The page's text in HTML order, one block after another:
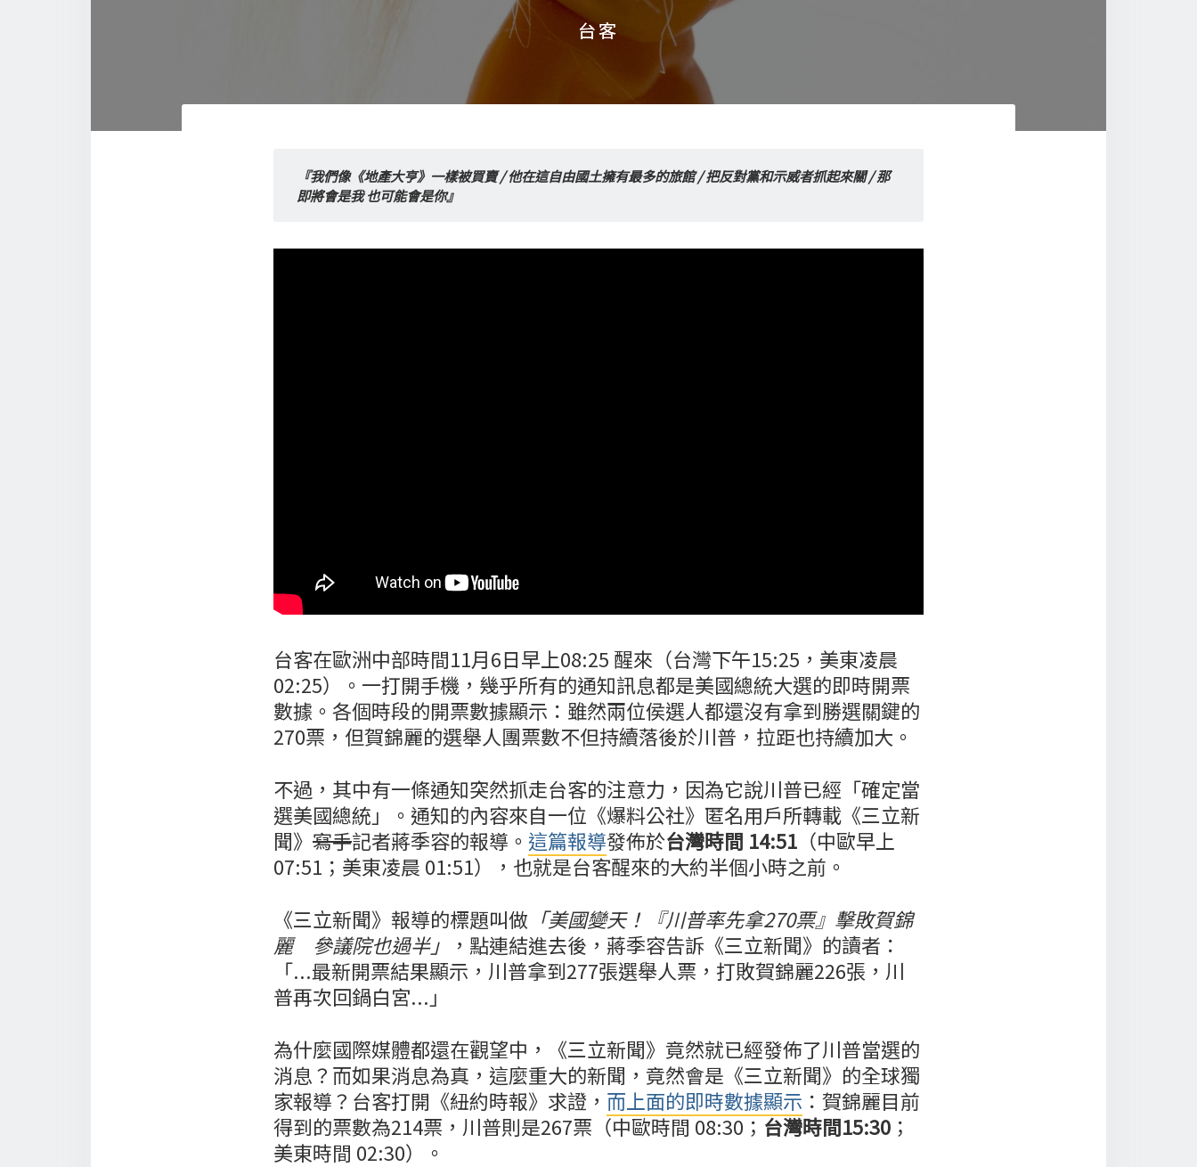
台客
台客
『我們像《地產大亨》一樣被買賣 / 他在這自由國土擁有最多的旅館 / 把反對黨和示威者抓起來關 / 那
即將會是我 也可能會是你』
台客在歐洲中部時間11月6日早上08:25 醒來（台灣下午15:25，美東凌晨
02:25）。一打開手機，幾乎所有的通知訊息都是美國總統大選的即時開票
數據。各個時段的開票數據顯示：雖然兩位侯選人都還沒有拿到勝選關鍵的
270票，但賀錦麗的選舉人團票數不但持續落後於川普，拉距也持續加大。
不過，其中有一條通知突然抓走台客的注意力，因為它說川普已經「確定當
選美國總統」。通知的內容來自一位《爆料公社》匿名用戶所轉載《三立新
聞》 寫手記者蔣季容的報導。 這篇報導發佈於台灣時間 14:51 （中歐早上
07:51；美東凌晨 01:51），也就是台客醒來的大約半個小時之前。
《三立新聞》報導的標題叫做 「美國變天！『川普率先拿270票』擊敗賀錦
麗 參議院也過半」 ，點連結進去後，蔣季容告訴《三立新聞》的讀者：
「...最新開票結果顯示，川普拿到277張選舉人票，打敗賀錦麗226張，川
普再次回鍋白宮...」
為什麼國際媒體都還在觀望中，《三立新聞》竟然就已經發佈了川普當選的
消息？而如果消息為真，這麼重大的新聞，竟然會是《三立新聞》的全球獨
家報導？台客打開《紐約時報》求證， 而上面的即時數據顯示 ：賀錦麗目前
得到的票數為214票，川普則是267票（中歐時間 08:30；台灣時間15:30 ；
美東時間 02:30）。